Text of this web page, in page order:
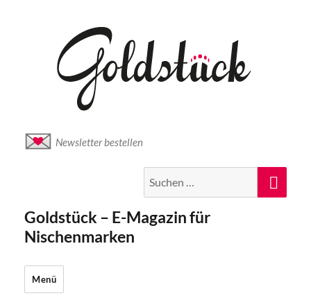
Newsletter bestellen
nach:
Goldstück – E-Magazin für
Nischenmarken
Menü